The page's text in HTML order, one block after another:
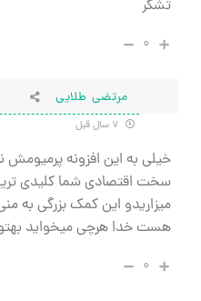
تشکر
۰
مرتضی طلایی
خیلی به این افزونه پرمیومش
سخت اقتصادی شما کلیدی
میزاریدو این کمک بزرگی به
هست خدا هرچی میخواید
۰